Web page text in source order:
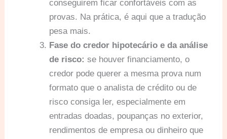
conseguirem ficar confortáveis com as
provas. Na prática, é aqui que a tradução
pesa mais.
Fase do credor hipotecário e da análise
de risco: se houver financiamento, o
credor pode querer a mesma prova num
formato que o analista de crédito ou de
risco consiga ler, especialmente em
entradas doadas, poupanças no exterior,
rendimentos de empresa ou dinheiro que